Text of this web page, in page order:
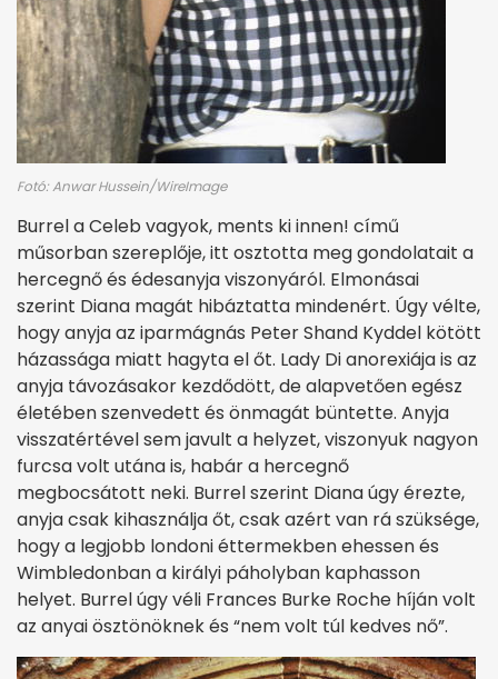
Fotó: Anwar Hussein/WireImage
Burrel a Celeb vagyok, ments ki innen! című
műsorban szereplője, itt osztotta meg gondolatait a
hercegnő és édesanyja viszonyáról. Elmonásai
szerint Diana magát hibáztatta mindenért. Úgy vélte,
hogy anyja az iparmágnás Peter Shand Kyddel kötött
házassága miatt hagyta el őt. Lady Di anorexiája is az
anyja távozásakor kezdődött, de alapvetően egész
életében szenvedett és önmagát büntette. Anyja
visszatértével sem javult a helyzet, viszonyuk nagyon
furcsa volt utána is, habár a hercegnő
megbocsátott neki. Burrel szerint Diana úgy érezte,
anyja csak kihasználja őt, csak azért van rá szüksége,
hogy a legjobb londoni éttermekben ehessen és
Wimbledonban a királyi páholyban kaphasson
helyet. Burrel úgy véli Frances Burke Roche híján volt
az anyai ösztönöknek és “nem volt túl kedves nő”.